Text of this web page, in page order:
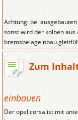
Achtung: bei
sonst wird der kolben
bremsbelageinbau
Zum
einbauen
Der opel corsa ist mit